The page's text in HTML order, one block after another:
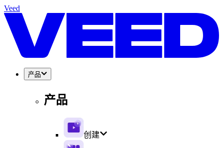
Veed
产品
产品
创建